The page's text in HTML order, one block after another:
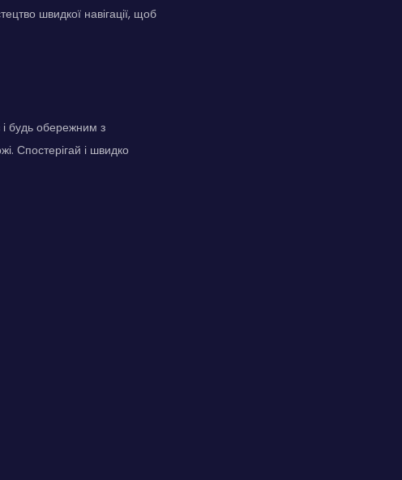
швидкої навігації, щоб
і будь обережним з
Спостерігай і швидко